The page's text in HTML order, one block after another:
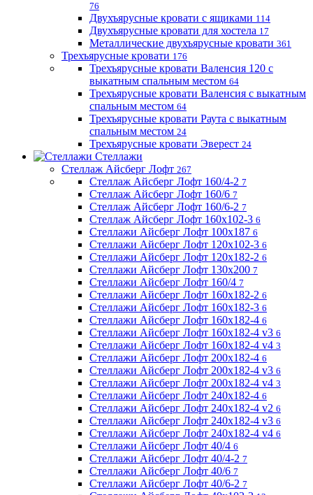
76
Двухъярусные кровати с ящиками 114
Двухъярусные кровати для хостела 17
Металлические двухъярусные кровати 361
Трехъярусные кровати 176
Трехъярусные кровати Валенсия 120 с
выкатным спальным местом 64
Трехъярусные кровати Валенсия с выкатным
спальным местом 64
Трехъярусные кровати Раута с выкатным
спальным местом 24
Трехъярусные кровати Эверест 24
Стеллажи
Стеллаж Айсберг Лофт 267
Стеллаж Айсберг Лофт 160/4-2 7
Стеллаж Айсберг Лофт 160/6 7
Стеллаж Айсберг Лофт 160/6-2 7
Стеллаж Айсберг Лофт 160х102-3 6
Стеллажи Айсберг Лофт 100х187 6
Стеллажи Айсберг Лофт 120х102-3 6
Стеллажи Айсберг Лофт 120х182-2 6
Стеллажи Айсберг Лофт 130х200 7
Стеллажи Айсберг Лофт 160/4 7
Стеллажи Айсберг Лофт 160х182-2 6
Стеллажи Айсберг Лофт 160х182-3 6
Стеллажи Айсберг Лофт 160х182-4 6
Стеллажи Айсберг Лофт 160х182-4 v3 6
Стеллажи Айсберг Лофт 160х182-4 v4 3
Стеллажи Айсберг Лофт 200х182-4 6
Стеллажи Айсберг Лофт 200х182-4 v3 6
Стеллажи Айсберг Лофт 200х182-4 v4 3
Стеллажи Айсберг Лофт 240х182-4 6
Стеллажи Айсберг Лофт 240х182-4 v2 6
Стеллажи Айсберг Лофт 240х182-4 v3 6
Стеллажи Айсберг Лофт 240х182-4 v4 6
Стеллажи Айсберг Лофт 40/4 6
Стеллажи Айсберг Лофт 40/4-2 7
Стеллажи Айсберг Лофт 40/6 7
Стеллажи Айсберг Лофт 40/6-2 7